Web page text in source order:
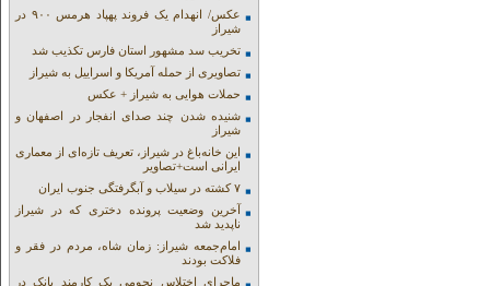
عکس/ انهدام یک فروند پهپاد هرمس ۹۰۰ در
شیراز
تخریب سد مشهور استان فارس تکذیب شد
تصاویری از حمله آمریکا و اسراییل به شیراز
حملات هوایی به شیراز + عکس
شنیده شدن چند صدای انفجار در اصفهان و
شیراز
این خانه‌باغ در شیراز، تعریف تازه‌ای از معماری
ایرانی است+تصاویر
۷ کشته در سیلاب و آبگرفتگی جنوب ایران
آخرین وضعیت پرونده دختری که در شیراز
ناپدید شد
امام‌جمعه شیراز: زمان شاه، مردم در فقر و
فلاکت بودند
ماجرای اختلاس نجومی یک کارمند بانک در